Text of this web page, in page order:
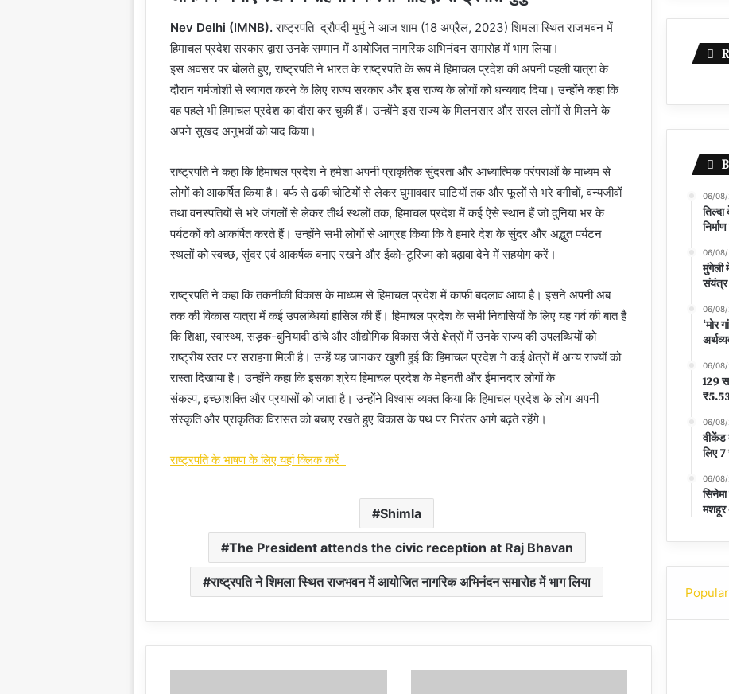
Nev Delhi (IMNB).राष्ट्रपति द्रौपदी मुर्मु ने आज शाम (18 अप्रैल, 2023) शिमला स्थित राजभवन में
हिमाचल प्रदेश सरकार द्वारा उनके सम्मान में आयोजित नागरिक अभिनंदन समारोह में भाग लिया।
इस अवसर पर बोलते हुए, राष्ट्रपति ने भारत के राष्ट्रपति के रूप में हिमाचल प्रदेश की अपनी पहली यात्रा के
दौरान गर्मजोशी से स्वागत करने के लिए राज्य सरकार और इस राज्य के लोगों को धन्यवाद दिया। उन्होंने कहा कि
वह पहले भी हिमाचल प्रदेश का दौरा कर चुकी हैं। उन्होंने इस राज्य के मिलनसार और सरल लोगों से मिलने के
अपने सुखद अनुभवों को याद किया।
राष्ट्रपति ने कहा कि हिमाचल प्रदेश ने हमेशा अपनी प्राकृतिक सुंदरता और आध्यात्मिक परंपराओं के माध्यम से
लोगों को आकर्षित किया है। बर्फ से ढकी चोटियों से लेकर घुमावदार घाटियों तक और फूलों से भरे बगीचों, वन्यजीवों
तथा वनस्पतियों से भरे जंगलों से लेकर तीर्थ स्थलों तक, हिमाचल प्रदेश में कई ऐसे स्थान हैं जो दुनिया भर के
पर्यटकों को आकर्षित करते हैं। उन्होंने सभी लोगों से आग्रह किया कि वे हमारे देश के सुंदर और अद्भुत पर्यटन
स्थलों को स्वच्छ, सुंदर एवं आकर्षक बनाए रखने और ईको-टूरिज्म को बढ़ावा देने में सहयोग करें।
राष्ट्रपति ने कहा कि तकनीकी विकास के माध्यम से हिमाचल प्रदेश में काफी बदलाव आया है। इसने अपनी अब
तक की विकास यात्रा में कई उपलब्धियां हासिल की हैं। हिमाचल प्रदेश के सभी निवासियों के लिए यह गर्व की बात है
कि शिक्षा, स्वास्थ्य, सड़क-बुनियादी ढांचे और औद्योगिक विकास जैसे क्षेत्रों में उनके राज्य की उपलब्धियों को
राष्ट्रीय स्तर पर सराहना मिली है। उन्हें यह जानकर खुशी हुई कि हिमाचल प्रदेश ने कई क्षेत्रों में अन्य राज्यों को
रास्ता दिखाया है। उन्होंने कहा कि इसका श्रेय हिमाचल प्रदेश के मेहनती और ईमानदार लोगों के
संकल्प, इच्छाशक्ति और प्रयासों को जाता है। उन्होंने विश्वास व्यक्त किया कि हिमाचल प्रदेश के लोग अपनी
संस्कृति और प्राकृतिक विरासत को बचाए रखते हुए विकास के पथ पर निरंतर आगे बढ़ते रहेंगे।
राष्ट्रपति के भाषण के लिए यहां क्लिक करें
Shimla
The President attends the civic reception at Raj Bhavan
राष्ट्रपति ने शिमला स्थित राजभवन में आयोजित नागरिक अभिनंदन समारोह में भाग लिया
06/
06/
मुंगेली
संयंत्र
06/
‘मोर
06/
129
06/
वीकेंड
लिए
06/
मशहूर
Popular